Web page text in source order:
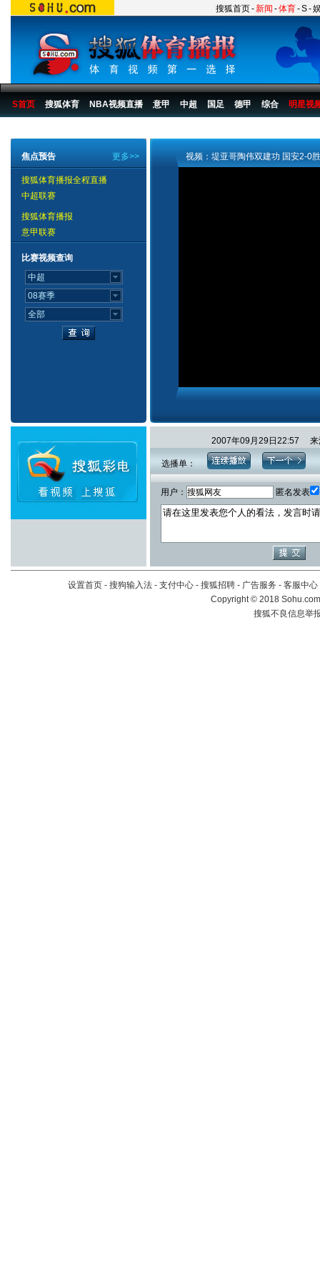
搜狐首页-新闻 -体育-S-
S首页 搜狐体育 NBA视频直播 意甲 中超 国足 德甲 综合 明星视
更多>>
焦点预告
搜狐体育播报全程直播
中超联赛
搜狐体育播报
意甲联赛
比赛视频查询
视频：堤亚哥陶伟双建功 国安2-0
2007年09月29日22:57
选播单：
用户： 匿名发表
设置首页 - 搜狗输入法 - 支付中心 - 搜狐招聘 - 广告服务 - 客服中心
Copyright©2018
搜狐不良信息举